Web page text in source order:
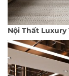
Nội Thất Luxury